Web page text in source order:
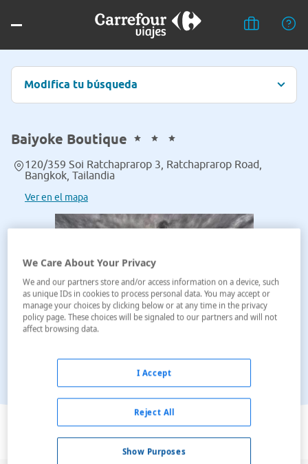
Modifica tu búsqueda
Baiyoke Boutique
120/359 Soi Ratchaprarop 3, Ratchaprarop Road,
Bangkok, Tailandia
Ver en el mapa
Ver en el mapa
We Care About Your Privacy
We and our partners store and/or access information on a device, such
as unique IDs in cookies to process personal data. You may accept or
manage your choices by clicking below or at any time in the privacy
policy page. These choices will be signaled to our partners and will not
affect browsing data.
Show Purposes
Reject All
I Accept